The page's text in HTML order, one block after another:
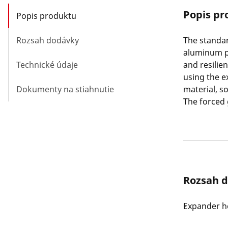
Popis produktu
Rozsah dodávky
Technické údaje
Dokumenty na stiahnutie
Popis
The
aluminum
and
using the
material,
The
Rozsah
Expander